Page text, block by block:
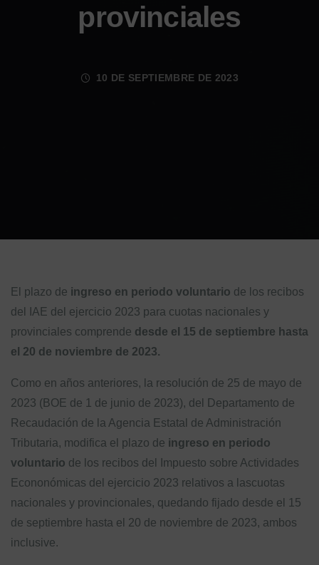
provinciales
10 DE SEPTIEMBRE DE 2023
El plazo de ingreso en periodo voluntario de los recibos
del IAE del ejercicio 2023 para cuotas nacionales y
provinciales comprende desde el 15 de septiembre hasta
el 20 de noviembre de 2023.
Como en años anteriores, la resolución de 25 de mayo de
2023 (BOE de 1 de junio de 2023), del Departamento de
Recaudación de la Agencia Estatal de Administración
Tributaria, modifica el plazo de ingreso en periodo
voluntario de los recibos del Impuesto sobre Actividades
Econonómicas del ejercicio 2023 relativos a lascuotas
nacionales y provincionales, quedando fijado desde el 15
de septiembre hasta el 20 de noviembre de 2023, ambos
inclusive.